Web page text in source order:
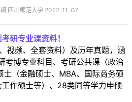
四川师范大学 2022-11-07
研专业课资料！
视频、全套资料）及历年真题，涵
考博专业科目、考研公共课（政治
（金融硕士、MBA、国际商务硕
作硕士等）、28类同等学力申硕